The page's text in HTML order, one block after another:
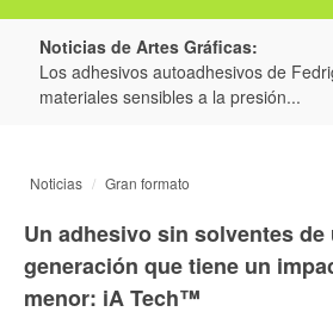
Noticias de Artes Gráficas:
Los adhesivos autoadhesivos de
materiales sensibles a la presión...
Noticias Gran formato
Un adhesivo sin solventes de
generación que tiene un
menor: iA Tech™